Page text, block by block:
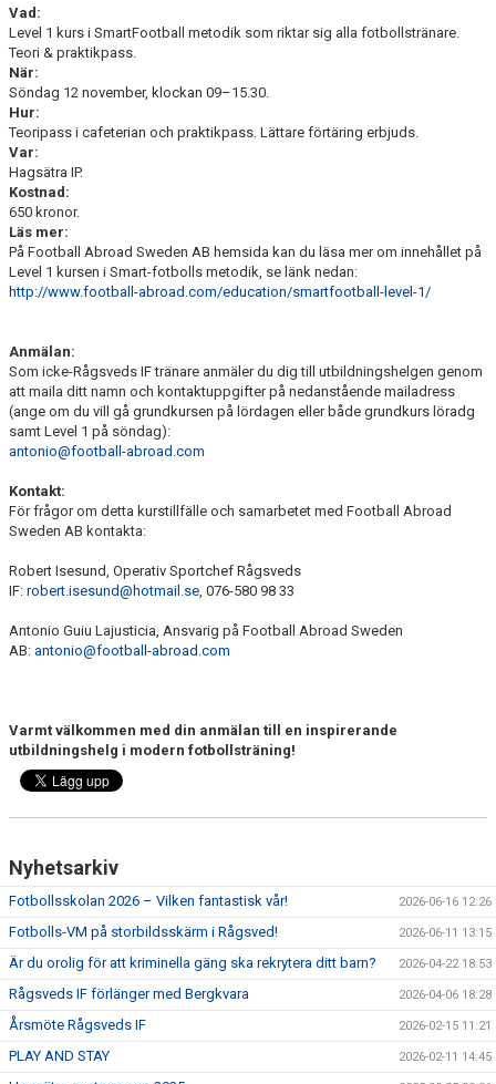
Vad:
Level 1 kurs i SmartFootball metodik som riktar sig alla fotbollstränare.
Teori & praktikpass.
När:
Söndag 12 november, klockan 09–15.30.
Hur:
Teoripass i cafeterian och praktikpass. Lättare förtäring erbjuds.
Var:
Hagsätra IP.
Kostnad:
650 kronor.
Läs mer:
På Football Abroad Sweden AB hemsida kan du läsa mer om innehållet på
Level 1 kursen i Smart-fotbolls metodik, se länk nedan:
http://www.football-abroad.com/education/smartfootball-level-1/
Anmälan:
Som icke-Rågsveds IF tränare anmäler du dig till utbildningshelgen genom
att maila ditt namn och kontaktuppgifter på nedanstående mailadress
(ange om du vill gå grundkursen på lördagen eller både grundkurs löradg
samt Level 1 på söndag):
antonio@football-abroad.com
Kontakt:
För frågor om detta kurstillfälle och samarbetet med Football Abroad
Sweden AB kontakta:
Robert Isesund, Operativ Sportchef Rågsveds
IF: robert.isesund@hotmail.se, 076-580 98 33
Antonio Guiu Lajusticia, Ansvarig på Football Abroad Sweden
AB: antonio@football-abroad.com
Varmt välkommen med din anmälan till en inspirerande
utbildningshelg i modern fotbollsträning!
Nyhetsarkiv
Fotbollsskolan 2026 – Vilken fantastisk vår! 2026-06-16 12:26
Fotbolls-VM på storbildsskärm i Rågsved! 2026-06-11 13:15
Är du orolig för att kriminella gäng ska rekrytera ditt barn? 2026-04-22 18:53
Rågsveds IF förlänger med Bergkvara 2026-04-06 18:28
Årsmöte Rågsveds IF 2026-02-15 11:21
PLAY AND STAY 2026-02-11 14:45